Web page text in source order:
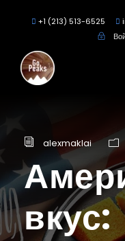
+1 (213) 513-6525
alexmaklai
вкус: